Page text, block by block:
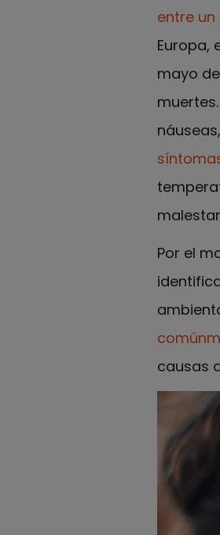
entre un
Europa,
mayo
Por el
causas